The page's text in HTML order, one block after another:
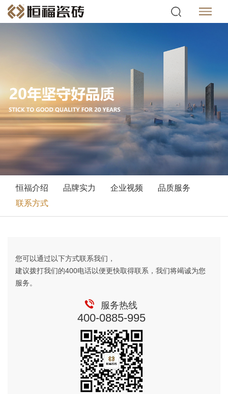
恒福介绍 品牌实力 企业视频
品质服务
联系方式
您可以通过以下方式联系我们，
建议拨打我们的400电话以便更快取得联系，我们将竭诚为您
服务。
服务热线
400-0885-995